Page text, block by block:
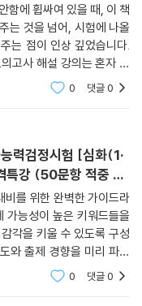
함에 휩싸여 있을 때, 이 책
는 것을 넘어, 시험에 나올
는 점이 인상 깊었습니다.
고사 해설 강의는 혼자 공
시하는 예상 키워드를 중
0 댓글0
력검정시험 [심화(1·
특강 (50문항 적중 키
비를 위한 완벽한 가이드라
가능성이 높은 키워드들을
각을 키울 수 있도록 구성
와 출제 경향을 미리 파악
유튜브 강의와 무료 해설
0 댓글0